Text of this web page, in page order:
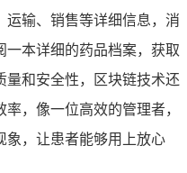
运输、销售等详细信息，消
一本详细的药品档案，获取
量和安全性，区块链技术还
，像一位高效的管理者，
象，让患者能够用上放心